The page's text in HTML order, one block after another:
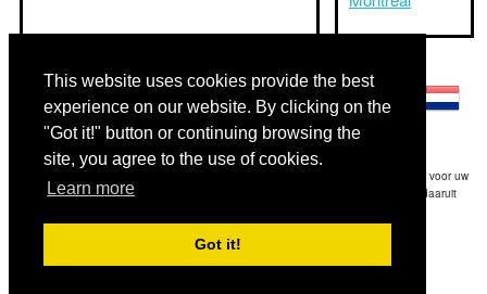
This website uses cookies provide the best
experience on our website. By clicking on the
"Got it!" button or continuing browsing the
site, you agree to the use of cookies.
Learn more
Got it!
Disclaimer: De op deze website afgebeelde gegevens is onze beste schatting en voor uw
referentie.Triptimeto.com is niet aansprakelijk voor eventuele trip delay en / of daaruit